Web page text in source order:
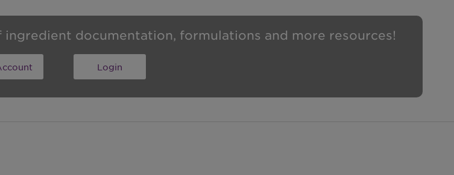
documentation, formulations and more resources!
Login